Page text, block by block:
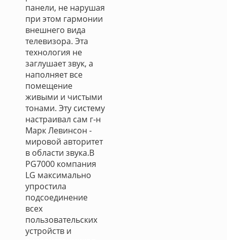
панели, не нарушая
при этом гармонии
внешнего вида
телевизора. Эта
технология не
заглушает звук, а
наполняет все
помещение
живыми и чистыми
тонами. Эту систему
настраивал сам г-н
Марк Левинсон -
мировой авторитет
в области звука.В
PG7000 компания
LG максимально
упростила
подсоединение
всех
пользовательских
устройств и